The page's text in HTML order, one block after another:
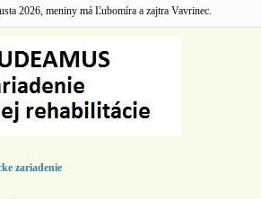
2026, meniny má Ľubomíra a zajtra Vavrinec.
zariadenie